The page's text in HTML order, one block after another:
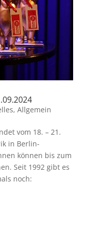
, Allgemein
vom 18. – 21.
in Berlin-
können bis zum
Seit 1992 gibt es
noch: